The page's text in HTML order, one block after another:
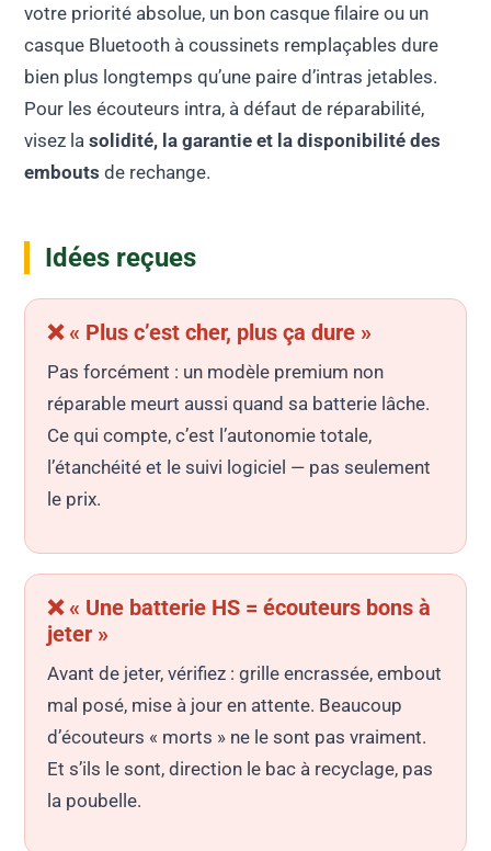
votre priorité absolue, un bon casque filaire ou un
casque Bluetooth à coussinets remplaçables dure
bien plus longtemps qu’une paire d’intras jetables.
Pour les écouteurs intra, à défaut de réparabilité,
visez lasolidité, la garantie et la disponibilité des
embouts de rechange.
Idées reçues
❌ « Plus c’est cher, plus ça dure »
Pas forcément : un modèle premium non
réparable meurt aussi quand sa batterie lâche.
Ce qui compte, c’est l’autonomie totale,
l’étanchéité et le suivi logiciel — pas seulement
le prix.
❌ « Une batterie HS = écouteurs bons à
jeter »
Avant de jeter, vérifiez : grille encrassée, embout
mal posé, mise à jour en attente. Beaucoup
d’écouteurs « morts » ne le sont pas vraiment.
Et s’ils le sont, direction le bac à recyclage, pas
la poubelle.